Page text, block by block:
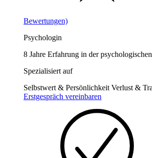
Bewertungen)
Psychologin
8 Jahre Erfahrung in der
Spezialisiert auf
Selbstwert & Persönlichkeit Verlust &
Erstgespräch vereinbaren